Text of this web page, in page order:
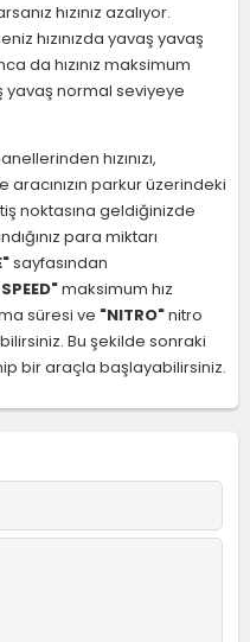
hızınız azalıyor.
hızınızda yavaş yavaş
da hızınız maksimum
yavaş normal seviyeye
hızınızı,
aracınızın parkur üzerindeki
noktasına geldiğinizde
para miktarı
sayfasından
maksimum hız
süresi ve "NITRO"nitro
Bu şekilde sonraki
bir araçla başlayabilirsiniz.